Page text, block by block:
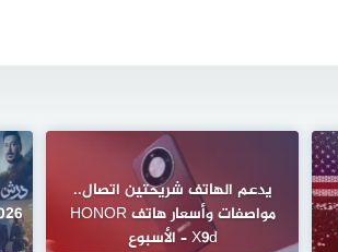
يدعم الهاتف شريحتين اتصال..
مواصفات وأسعار هاتف HONOR
X9d – الأسبوع